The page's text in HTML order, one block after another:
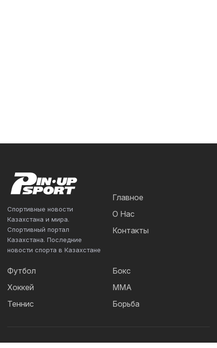
Спортивные новости
Казахстана и мира.
Спортивный портал
Казахстана. Последние
новости спорта в Казахстане
Главное
О Нас
Контакты
Футбол
Хоккей
Теннис
Бокс
ММА
Борьба